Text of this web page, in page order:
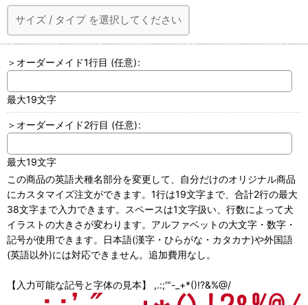
サイズ / タイプ を選択してください
＞オーダーメイド1行目 (任意):
最大19文字
＞オーダーメイド2行目 (任意):
最大19文字
この商品の英語犬種名部分を変更して、自分だけのオリジナル商品
にカスタマイズ注文ができます。1行は19文字まで、合計2行の最大
38文字まで入力できます。スペースは1文字扱い、行数によって犬
イラストの大きさが変わります。アルファベットの大文字・数字・
記号が使用できます。日本語(漢字・ひらがな・カタカナ)や外国語
(英語以外)には対応できません。追加費用なし。
【入力可能な記号と字体の見本】 ,.:;'"-_+*()!?&%@/